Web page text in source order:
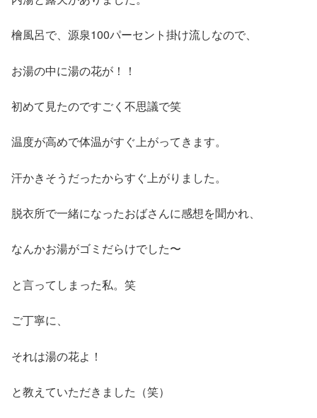
檜風呂で、源泉100パーセント掛け流しなので、
お湯の中に湯の花が！！
初めて見たのですごく不思議で笑
温度が高めで体温がすぐ上がってきます。
汗かきそうだったからすぐ上がりました。
脱衣所で一緒になったおばさんに感想を聞かれ、
なんかお湯がゴミだらけでした〜
と言ってしまった私。笑
ご丁寧に、
それは湯の花よ！
と教えていただきました（笑）